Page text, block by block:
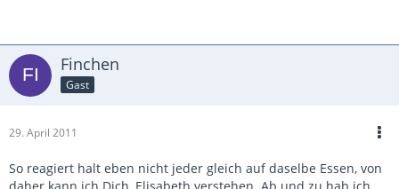
Finchen
Gast
29. April 2011
So reagiert halt eben nicht jeder gleich auf daselbe Essen, von